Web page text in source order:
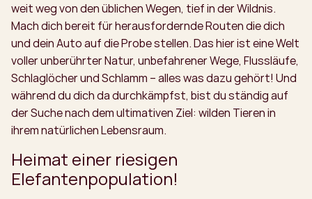
weit weg von den üblichen Wegen, tief in der Wildnis.
Mach dich bereit für herausfordernde Routen die dich
und dein Auto auf die Probe stellen. Das hier ist eine Welt
voller unberührter Natur, unbefahrener Wege, Flussläufe,
Schlaglöcher und Schlamm – alles was dazu gehört! Und
während du dich da durchkämpfst, bist du ständig auf
der Suche nach dem ultimativen Ziel: wilden Tieren in
ihrem natürlichen Lebensraum.
Heimat einer riesigen
Elefantenpopulation!